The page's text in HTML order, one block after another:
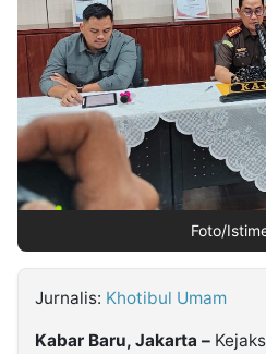
Insight
NTB
Suara
Time
Lens
IDN
Daily
Jogja
Jalan
Rakyat
Idealita
News
Kita
Notice
Dinamikapost.com
Radar
Baru
Seedbacklink
Follow
Kabarbaru
Foto/
Jurnalis: Khotibul Umam
Kabar Baru, Jakarta –